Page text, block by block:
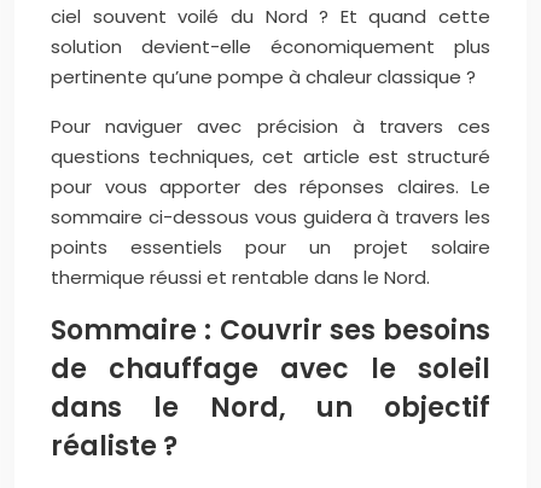
ciel souvent voilé du Nord ? Et quand cette
solution devient-elle économiquement plus
pertinente qu’une pompe à chaleur classique ?
Pour naviguer avec précision à travers ces
questions techniques, cet article est structuré
pour vous apporter des réponses claires. Le
sommaire ci-dessous vous guidera à travers les
points essentiels pour un projet solaire
thermique réussi et rentable dans le Nord.
Sommaire : Couvrir ses besoins
de chauffage avec le soleil
dans le Nord, un objectif
réaliste ?